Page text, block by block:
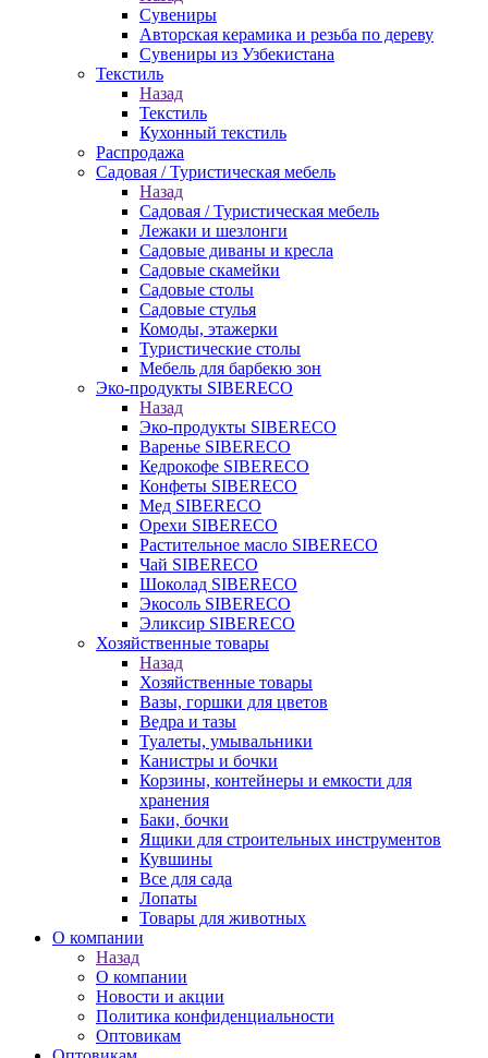
Сувениры
Авторская керамика и резьба по дереву
Сувениры из Узбекистана
Текстиль
Назад
Текстиль
Кухонный текстиль
Распродажа
Садовая / Туристическая мебель
Назад
Садовая / Туристическая мебель
Лежаки и шезлонги
Садовые диваны и кресла
Садовые скамейки
Садовые столы
Садовые стулья
Комоды, этажерки
Туристические столы
Мебель для барбекю зон
Эко-продукты SIBERECO
Назад
Эко-продукты SIBERECO
Варенье SIBERECO
Кедрокофе SIBERECO
Конфеты SIBERECO
Мед SIBERECO
Орехи SIBERECO
Растительное масло SIBERECO
Чай SIBERECO
Шоколад SIBERECO
Экосоль SIBERECO
Эликсир SIBERECO
Хозяйственные товары
Назад
Хозяйственные товары
Вазы, горшки для цветов
Ведра и тазы
Туалеты, умывальники
Канистры и бочки
Корзины, контейнеры и емкости для
хранения
Баки, бочки
Ящики для строительных инструментов
Кувшины
Все для сада
Лопаты
Товары для животных
О компании
Назад
О компании
Новости и акции
Политика конфиденциальности
Оптовикам